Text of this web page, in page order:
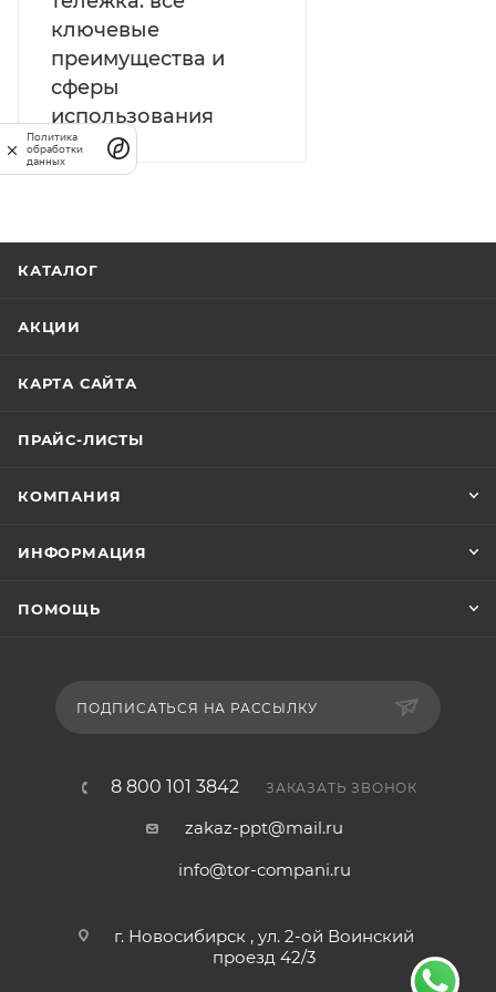
ключевые
преимущества и
сферы
использования
КАТАЛОГ
АКЦИИ
КАРТА САЙТА
ПРАЙС-ЛИСТЫ
КОМПАНИЯ
ИНФОРМАЦИЯ
ПОМОЩЬ
ПОДПИСАТЬСЯ НА РАССЫЛКУ
8 800 101 3842 ЗАКАЗАТЬ ЗВОНОК
zakaz-ppt@mail.ru
info@tor-compani.ru
г. Новосибирск , ул. 2-ой Воинский
проезд 42/3
Политика
обработки
данных